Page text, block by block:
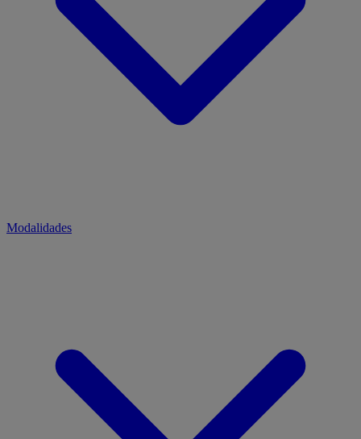
Modalidades